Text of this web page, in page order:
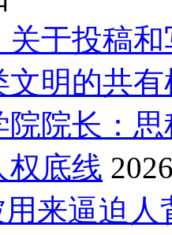
关于投稿
文明的共
院院长：
权底线
用来逼迫